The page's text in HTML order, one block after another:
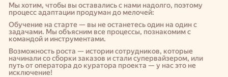
Мы хотим, чтобы вы оставались с нами надолго, поэтому
процесс адаптации продуман до мелочей:
Обучение на старте — вы не останетесь один на один с
задачами. Мы объясним все процессы, познакомим с
командой и инструментами.
Возможность роста — истории сотрудников, которые
начинали со сборки заказов и стали супервайзером, или
путь от оператора до куратора проекта — у нас это не
исключение!